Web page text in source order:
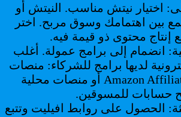
اختيار نيتش مناسب. النيتش أو
بين اهتمامك وسوق مربح. اختر
إنتاج محتوى ذو قيمة فيه.
انضمام إلى برامج عمولة. أغلب
لديها برامج للشركاء: منصات
كبيرة مثل Amazon Affiliate أو منصات محلية
حسابات للمسوقين.
الحصول على روابط افيليت وتتبع